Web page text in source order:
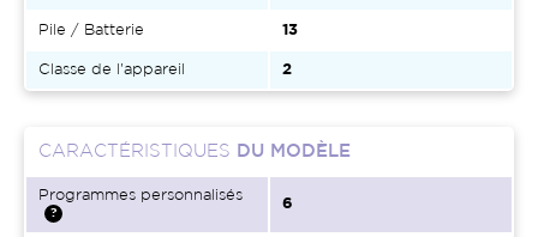
Pile / Batterie 13
Classe de l'appareil 2
CARACTÉRISTIQUES DU MODÈLE
Programmes personnalisés
6